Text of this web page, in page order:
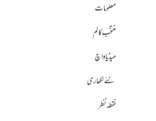
معلومات
منتخب کالم
میڈیا واچ
نئے لکھاری
نقطہ نظر